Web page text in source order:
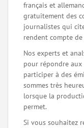
français et
gratuitement des
journalistes qui
rendent compte
Nos experts et
pour répondre
participer à des
sommes très
lorsque la
permet.
Si vous souhaitez